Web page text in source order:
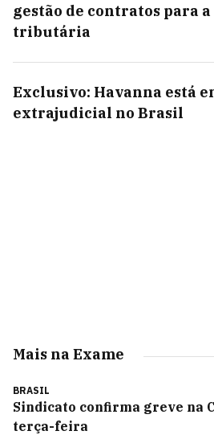
gestão de contratos para
tributária
Exclusivo: Havanna está
extrajudicial no Brasil
Mais na Exame
BRASIL
Sindicato confirma greve na
terça-feira